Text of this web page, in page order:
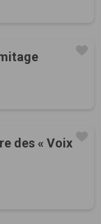
des « Voix